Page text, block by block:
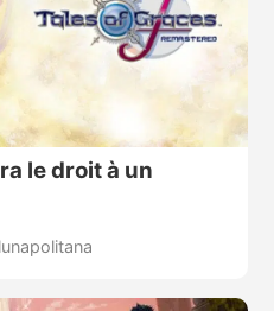
le droit à un